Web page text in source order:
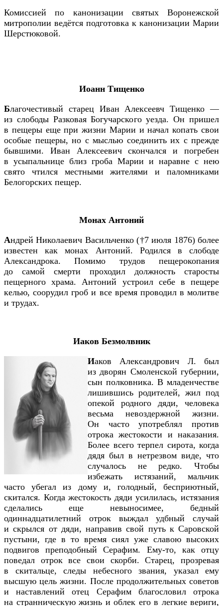
Комиссией по канонизации святых Воронежской
митрополии ведётся подготовка к канонизации Марии
Шерстюковой.
Иоанн Тищенко
Благочестивый старец Иван Алексеевч Тищенко —
из слободы Разковая Богучарского уезда. Он пришел
в пещеры еще при жизни Марии и начал копать свои
особые пещеры, но с мыслью соединить их с прежде
бывшими. Иван Алексеевич скончался и погребен
в усыпальнице близ гроба Марии и наравне с нею
свято чтился местными жителями и паломниками
Белогорских пещер.
Монах Антоний
Андрей Николаевич Васильченко (†7 июля 1876) более
известен как монах Антоний. Родился в слободе
Александрока. Помимо трудов пещерокопания
до самой смерти проходил должность старосты
пещерного храма. Антоний устроил себе в пещере
келью, соорудил гроб и все время проводилв молитве
и трудах.
Иаков Безмолвник
Иаков Александрович Л. был
из дворян Смоленской губернии,
сын полковника. В младенчестве
лишившись родителей, жил под
опекой родного дяди, человека
весьма невоздержной жизни.
Он часто употреблял против
отрока жестокости и наказания.
Более всего терпел сирота, когда
дядя был в нетрезвом виде, что
случалось не редко. Чтобы
избежать истязаний, мальчик
часто убегал из дому и, голодный, бесприютный,
скитался. Когда жестокость дяди усилилась, истязания
сделались еще невыносимее, бедный
одиннадцатилетний отрок выждал удбный случай
и скрылся от дяди, направив свой путь к Саровской
пустыни, где в то время сиял уже славою высоких
подвигов преподобный Серафим. Ему-то, как отцу
поведал отрок все свои скорби. Старец, прозревая
в скитальце, следы небесного звания, указал ему
высшую цель жизни. После продолжительных советов
и наставлений отец Серафим благословил отрока
на странническую жизнь и облек его в легкие вериги,